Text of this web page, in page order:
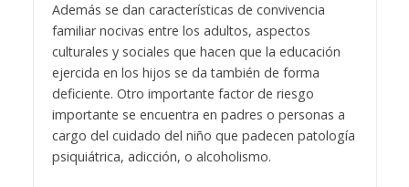
Además se dan características de convivencia
familiar nocivas entre los adultos, aspectos
culturales y sociales que hacen que la educación
ejercida en los hijos se da también de forma
deficiente. Otro importante factor de riesgo
importante se encuentra en padres o personas a
cargo del cuidado del niño que padecen patología
psiquiátrica, adicción, o alcoholismo.